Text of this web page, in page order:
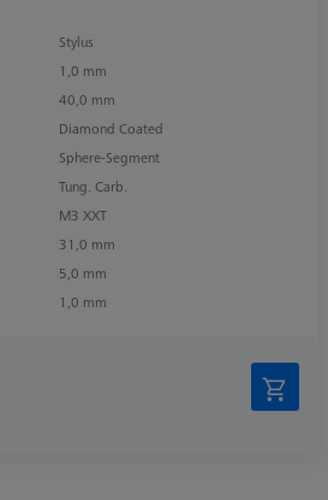
Stylus
1,0 mm
40,0 mm
Diamond Coated
Sphere-Segment
Tung. Carb.
M3 XXT
31,0 mm
5,0 mm
1,0 mm